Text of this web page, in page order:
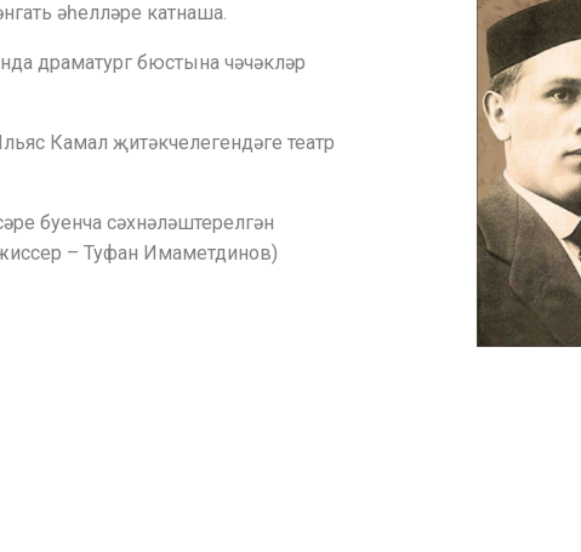
әһелләре катнаша.
драматург бюстына чәчәкләр
Камал җитәкчелегендәге театр
буенча сәхнәләштерелгән
– Туфан Имаметдинов)